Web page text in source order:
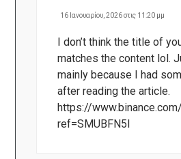
16 Ιανουαρίου, 2026 στις 11:20 μμ
I don’t think the title of
matches the content lol.
mainly because I had
after reading the article.
https://
ref=SMUBFN5I